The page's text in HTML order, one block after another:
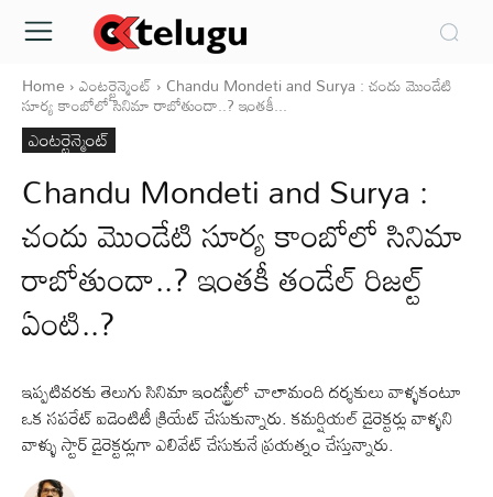
Home ఎంటర్టైన్మెంట్ Chandu Mondeti and Surya : చందు మొండేటి
సూర్య కాంబోలో సినిమా రాబోతుందా..? ఇంతకీ...
ఎంటర్టైన్మెంట్
Chandu Mondeti and Surya :
చందు మొండేటి సూర్య కాంబోలో సినిమా
రాబోతుందా..? ఇంతకీ తండేల్ రిజల్ట్
ఏంటి..?
ఇప్పటివరకు తెలుగు సినిమా ఇండస్ట్రీలో చాలామంది దర్శకులు వాళ్ళకంటూ
ఒక సపరేట్ ఐడెంటిటీ క్రియేట్ చేసుకున్నారు. కమర్షియల్ డైరెక్టర్లు వాళ్ళని
వాళ్ళు స్టార్ డైరెక్టర్లుగా ఎలివేట్ చేసుకునే ప్రయత్నం చేస్తున్నారు.